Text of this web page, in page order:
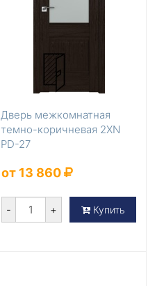
Дверь межкомнатная
темно-коричневая 2XN
PD-27
от 13 860
- + Купить